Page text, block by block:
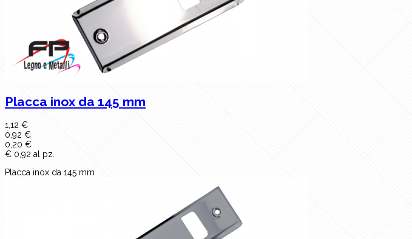
Placca inox da 145 mm
1,12 €
0,92 €
0,20 €
€ 0,92 al pz.
Placca inox da 145 mm